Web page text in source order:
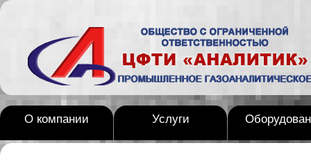
О компании Услуги